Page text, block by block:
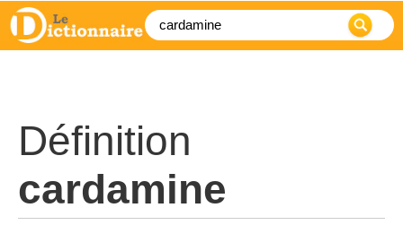
Définition
cardamine